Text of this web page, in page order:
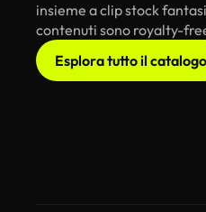
insieme a clip stock
contenuti sono royalty-
Esplora tutto il catalogo